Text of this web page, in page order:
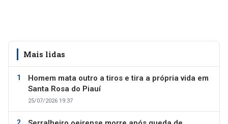
Mais lidas
Homem mata outro a tiros e tira a própria vida em
Santa Rosa do Piauí
25/07/2026 19:37